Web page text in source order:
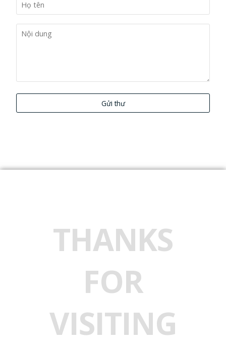
Gửi thư
THANKS
FOR
VISITING